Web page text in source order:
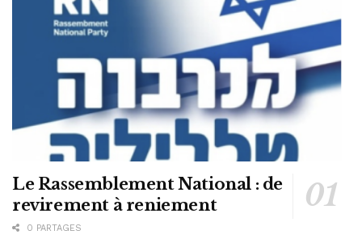
Le Rassemblement National : de
revirement à reniement
0 PARTAGES